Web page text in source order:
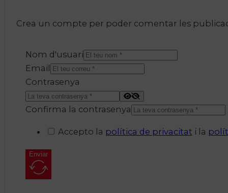
Crea un compte per poder comentar les
Nom d'usuari
Email
Contrasenya
Confirma la contrasenya
Accepto la política de privacitat i la
Enviar